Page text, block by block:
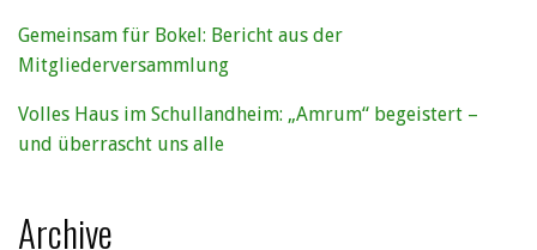
Gemeinsam für Bokel: Bericht aus der
Mitgliederversammlung
Volles Haus im Schullandheim: „Amrum“ begeistert –
und überrascht uns alle
Archive